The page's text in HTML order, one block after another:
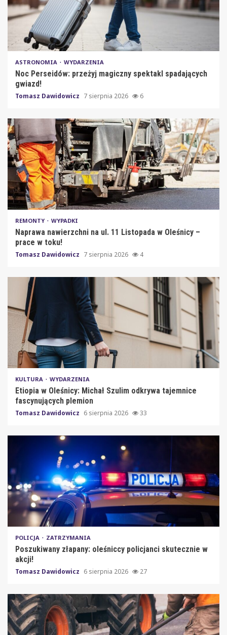
ASTRONOMIA WYDARZENIA
Noc Perseidów: przeżyj magiczny spektakl spadających
gwiazd!
Tomasz Dawidowicz 7 sierpnia 2026 6
REMONTY WYPADKI
Naprawa nawierzchni na ul. 11 Listopada w Oleśnicy –
prace w toku!
Tomasz Dawidowicz 7 sierpnia 2026 4
KULTURA WYDARZENIA
Etiopia w Oleśnicy: Michał Szulim odkrywa tajemnice
fascynujących plemion
Tomasz Dawidowicz 6 sierpnia 2026 33
POLICJA ZATRZYMANIA
Poszukiwany złapany: oleśniccy policjanci skutecznie w
akcji!
Tomasz Dawidowicz 6 sierpnia 2026 27